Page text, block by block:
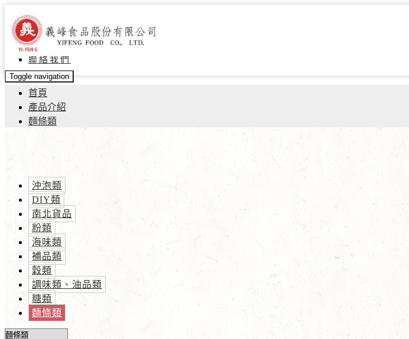
Toggle navigation
關於義峰
最新消息
產品介紹
聯絡我們
首頁
產品介紹
麵條類
沖泡類
DIY類
南北貨品
粉類
海味類
補品類
穀類
調味類、油品類
糖類
麵條類